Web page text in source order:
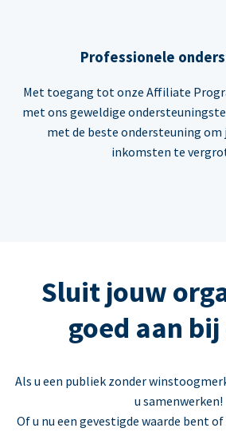
Professionele
Met toegang tot onze Affiliate
met ons geweldige
met de beste ondersteuning om
inkomsten te
Sluit jouw
goed aan bij
Als u een publiek zonder
u samenwerken!
Of u nu een gevestigde waarde bent